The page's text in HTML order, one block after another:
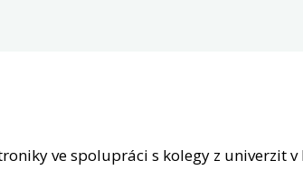
ve spolupráci s kolegy z univerzit